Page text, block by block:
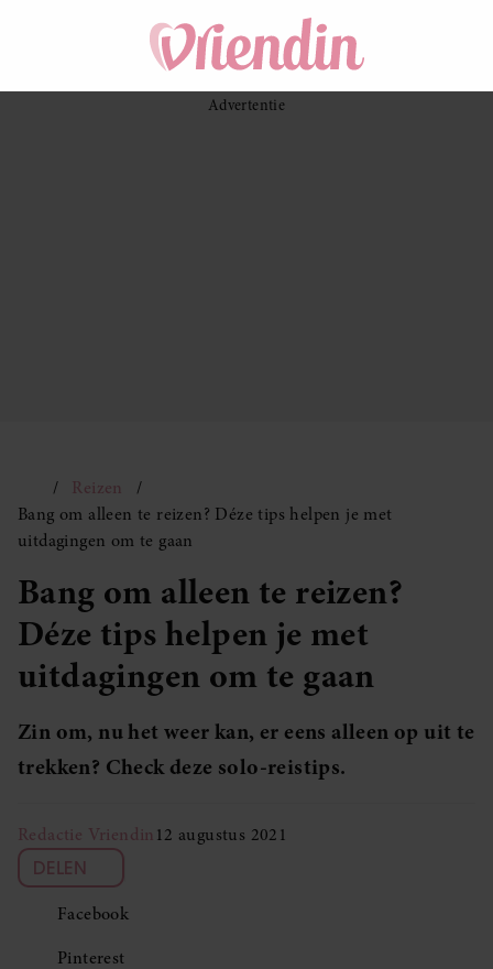
Reizen
Bang om alleen te reizen? Déze tips helpen je met
uitdagingen om te gaan
Bang om alleen te reizen?
Déze tips helpen je met
uitdagingen om te gaan
Zin om, nu het weer kan, er eens alleen op uit te
trekken? Check deze solo-reistips.
Redactie Vriendin12 augustus 2021
DELEN
Facebook
Pinterest